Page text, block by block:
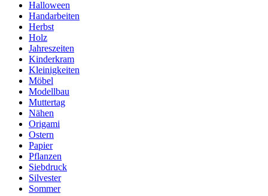
Halloween
Handarbeiten
Herbst
Holz
Jahreszeiten
Kinderkram
Kleinigkeiten
Möbel
Modellbau
Muttertag
Nähen
Origami
Ostern
Papier
Pflanzen
Siebdruck
Silvester
Sommer